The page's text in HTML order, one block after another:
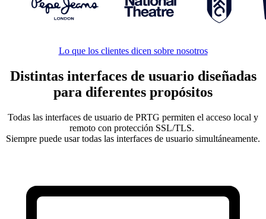
Lo que los clientes dicen sobre nosotros
Distintas interfaces de usuario diseñadas
para diferentes propósitos
Todas las interfaces de usuario de PRTG permiten el acceso local y
remoto con protección SSL/TLS.
Siempre puede usar todas las interfaces de usuario simultáneamente.